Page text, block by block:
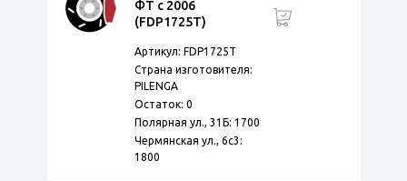
ФТ с 2006
(FDP1725T)
Артикул: FDP1725T
Страна изготовителя:
PILENGA
Остаток: 0
Полярная ул., 31Б: 1700
Чермянская ул., 6с3:
1800